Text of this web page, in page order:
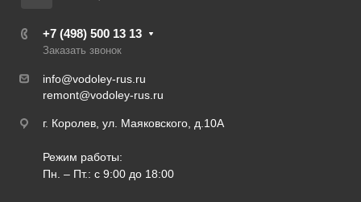
+7 (498) 500 13 13
Заказать звонок
info@vodoley-rus.ru
remont@vodoley-rus.ru
г. Королев, ул. Маяковского, д.10А
Режим работы:
Пн. – Пт.: с 9:00 до 18:00